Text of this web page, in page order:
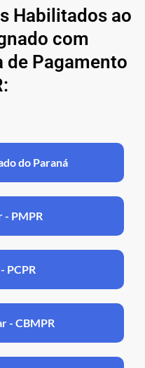
Habilitados ao
com
de Pagamento
do Paraná
- PMPR
PCPR
- CBMPR